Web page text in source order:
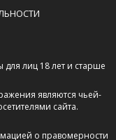
розни —
они кстати
сайтов, нам
лиц 18 лет и старше
являются чьей-
сайта.
о правомерности